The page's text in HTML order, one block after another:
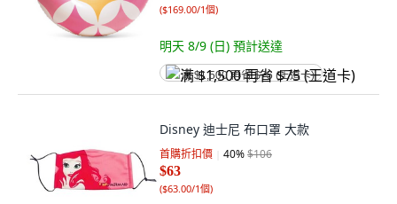
($169.00/1個)
明天 8/9 (日) 預計送達
满 $1,500 再省 $75 (王道卡)
Disney 迪士尼 布口罩 大款
首購折扣價 40%$106
$63
($63.00/1個)